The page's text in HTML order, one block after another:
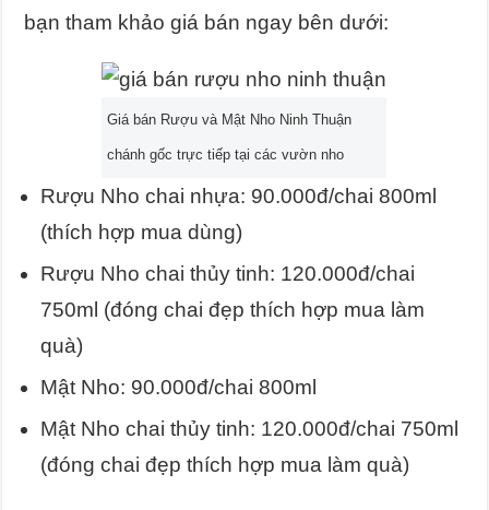
bạn tham khảo giá bán ngay bên dưới:
Giá bán Rượu và Mật Nho Ninh Thuận
chánh gốc trực tiếp tại các vườn nho
Rượu Nho chai nhựa: 90.000đ/chai 800ml
(thích hợp mua dùng)
Rượu Nho chai thủy tinh: 120.000đ/chai
750ml (đóng chai đẹp thích hợp mua làm
quà)
Mật Nho: 90.000đ/chai 800ml
Mật Nho chai thủy tinh: 120.000đ/chai 750ml
(đóng chai đẹp thích hợp mua làm quà)